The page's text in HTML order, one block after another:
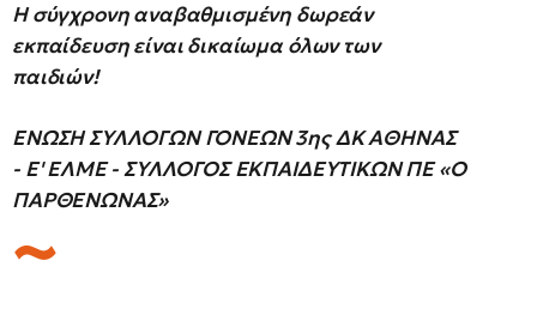
Η σύγχρονη αναβαθμισμένη δωρεάν
εκπαίδευση είναι δικαίωμα όλων των
παιδιών!
ΕΝΩΣΗ ΣΥΛΛΟΓΩΝ ΓΟΝΕΩΝ 3ης ΔΚ ΑΘΗΝΑΣ
- Ε' ΕΛΜΕ - ΣΥΛΛΟΓΟΣ ΕΚΠΑΙΔΕΥΤΙΚΩΝ ΠΕ «Ο
ΠΑΡΘΕΝΩΝΑΣ»